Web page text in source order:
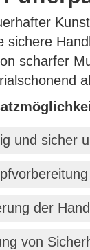
sichere
scharfer
und sicher
der
von